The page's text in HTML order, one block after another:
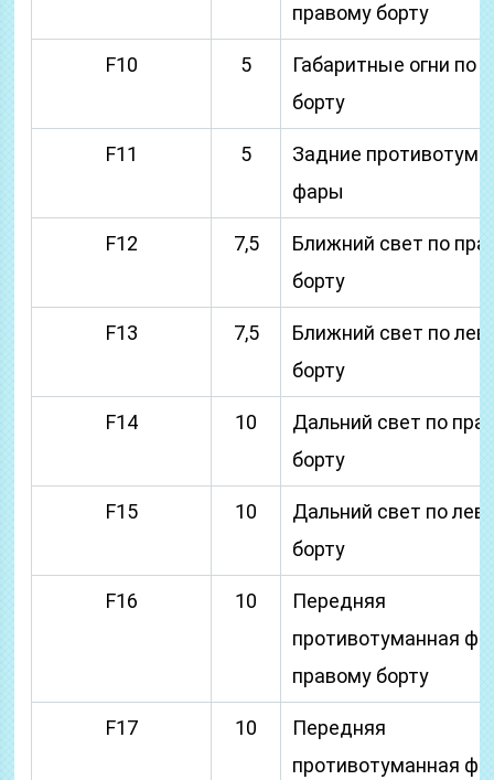
правому борту
F10 5
Габаритные огни по
борту
F11 5
Задние
фары
F12 7,5
Ближний свет по
борту
F13 7,5
Ближний свет по
борту
F14 10
Дальний свет по
борту
F15 10
Дальний свет по
борту
F16 10
Передняя
противотуманная
правому борту
F17 10
Передняя
противотуманная